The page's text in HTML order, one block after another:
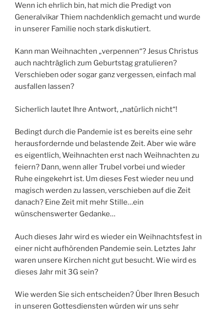
Wenn ich ehrlich bin, hat mich die Predigt von
Generalvikar Thiem nachdenklich gemacht und wurde
in unserer Familie noch stark diskutiert.
Kann man Weihnachten „verpennen“? Jesus Christus
auch nachträglich zum Geburtstag gratulieren?
Verschieben oder sogar ganz vergessen, einfach mal
ausfallen lassen?
Sicherlich lautet Ihre Antwort, „natürlich nicht“!
Bedingt durch die Pandemie ist es bereits eine sehr
herausfordernde und belastende Zeit. Aber wie wäre
es eigentlich, Weihnachten erst nach Weihnachten zu
feiern? Dann, wenn aller Trubel vorbei und wieder
Ruhe eingekehrt ist. Um dieses Fest wieder neu und
magisch werden zu lassen, verschieben auf die Zeit
danach? Eine Zeit mit mehr Stille…ein
wünschenswerter Gedanke…
Auch dieses Jahr wird es wieder ein Weihnachtsfest in
einer nicht aufhörenden Pandemie sein. Letztes Jahr
waren unsere Kirchen nicht gut besucht. Wie wird es
dieses Jahr mit 3G sein?
Wie werden Sie sich entscheiden? Über Ihren Besuch
in unseren Gottesdiensten würden wir uns sehr